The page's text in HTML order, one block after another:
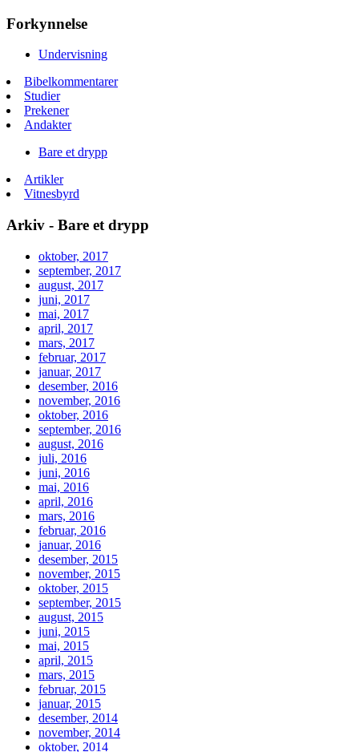
Forkynnelse
Undervisning
Bibelkommentarer
Studier
Prekener
Andakter
Bare et drypp
Artikler
Vitnesbyrd
Arkiv - Bare et drypp
oktober, 2017
september, 2017
august, 2017
juni, 2017
mai, 2017
april, 2017
mars, 2017
februar, 2017
januar, 2017
desember, 2016
november, 2016
oktober, 2016
september, 2016
august, 2016
juli, 2016
juni, 2016
mai, 2016
april, 2016
mars, 2016
februar, 2016
januar, 2016
desember, 2015
november, 2015
oktober, 2015
september, 2015
august, 2015
juni, 2015
mai, 2015
april, 2015
mars, 2015
februar, 2015
januar, 2015
desember, 2014
november, 2014
oktober, 2014